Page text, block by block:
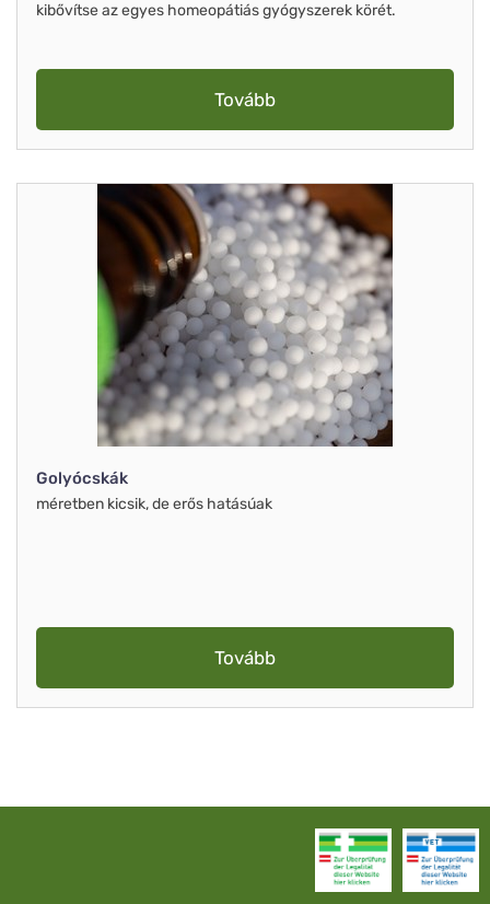
kibővítse az egyes homeopátiás gyógyszerek körét.
Tovább
Golyócskák
méretben kicsik, de erős hatásúak
Tovább